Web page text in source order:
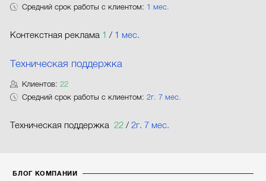
Средний срок работы с клиентом: 1 мес.
Контекстная реклама 1 / 1 мес.
Техническая поддержка
Клиентов:22
Средний срок работы с клиентом:2г. 7 мес.
Техническая поддержка 22 /2г. 7 мес.
БЛОГ КОМПАНИИ